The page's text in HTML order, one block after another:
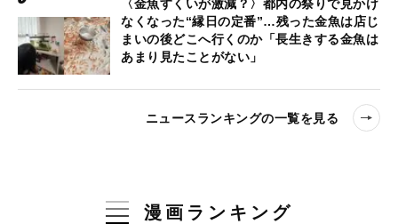
〈金魚すくいが激減？〉都内の祭りで見かけ
なくなった“縁日の定番”…残った金魚は店じ
まいの後どこへ行くのか「長生きする金魚は
あまり見たことがない」
ニュースランキングの一覧を見る
漫画ランキング